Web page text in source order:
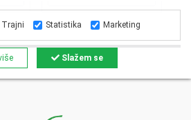
Trajni Statistika Marketing
Slažem se